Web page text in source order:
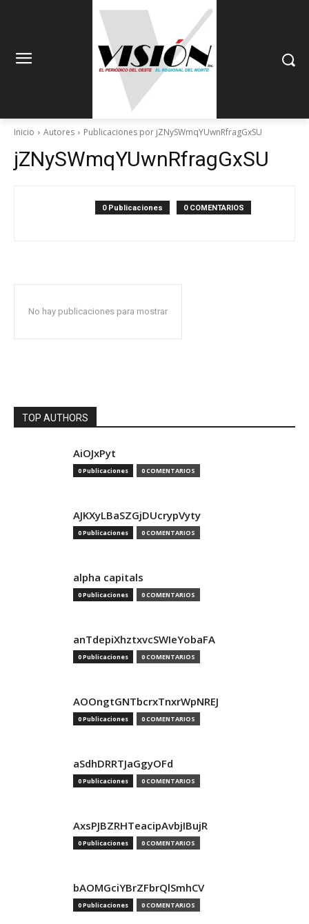
Inicio Autores Publicaciones por jZNySWmqYUwnRfragGxSU
jZNySWmqYUwnRfragGxSU
0 Publicaciones 0 COMENTARIOS
No hay publicaciones para mostrar
TOP AUTHORS
AiOJxPyt
0 Publicaciones 0 COMENTARIOS
AJKXyLBaSZGjDUcrypVyty
0 Publicaciones 0 COMENTARIOS
alpha capitals
0 Publicaciones 0 COMENTARIOS
anTdepiXhztxvcSWIeYobaFA
0 Publicaciones 0 COMENTARIOS
AOOngtGNTbcrxTnxrWpNREJ
0 Publicaciones 0 COMENTARIOS
aSdhDRRTJaGgyOFd
0 Publicaciones 0 COMENTARIOS
AxsPJBZRHTeacipAvbjIBujR
0 Publicaciones 0 COMENTARIOS
bAOMGciYBrZFbrQlSmhCV
0 Publicaciones 0 COMENTARIOS